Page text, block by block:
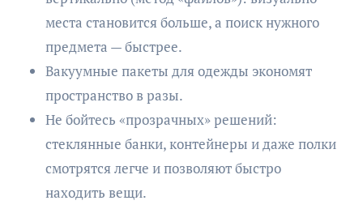
места становится больше, а поиск нужного
предмета — быстрее.
Вакуумные пакеты для одежды экономят
пространство в разы.
Не бойтесь «прозрачных» решений:
стеклянные банки, контейнеры и даже полки
смотрятся легче и позволяют быстро
находить вещи.